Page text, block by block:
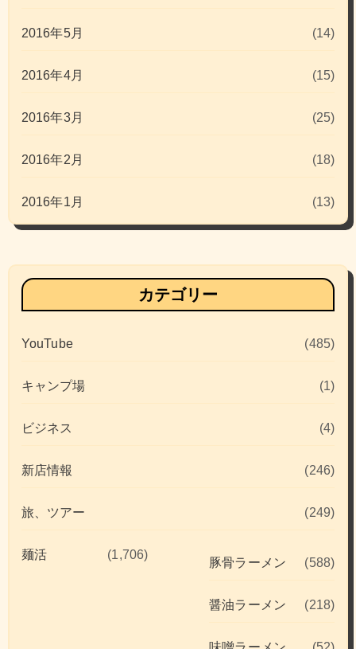
2016年5月 (14)
2016年4月 (15)
2016年3月 (25)
2016年2月 (18)
2016年1月 (13)
カテゴリー
YouTube (485)
キャンプ場 (1)
ビジネス (4)
新店情報 (246)
旅、ツアー (249)
麺活 (1,706)
豚骨ラーメン (588)
醤油ラーメン (218)